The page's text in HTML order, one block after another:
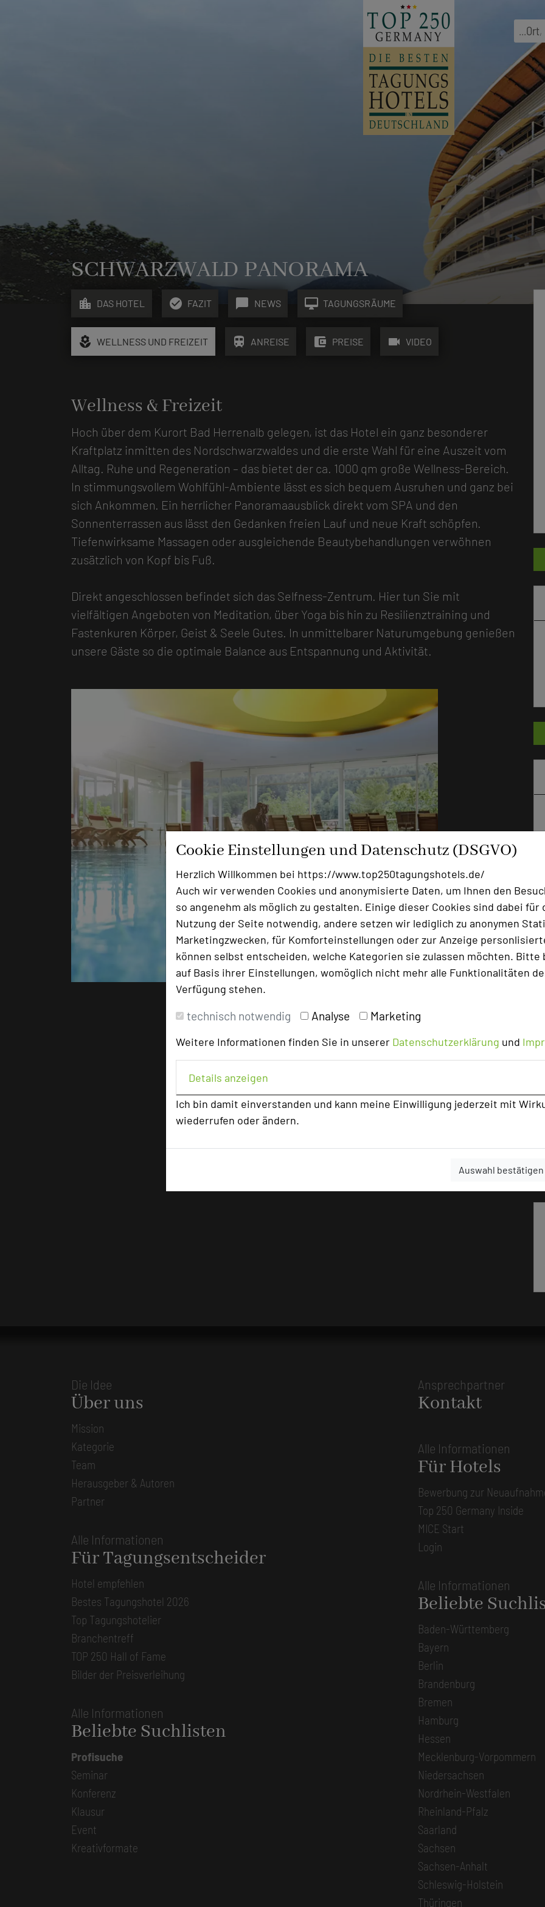
Cookie Einstellungen und Datenschutz (DSGVO)
Herzlich Willkommen bei https://www.top250tagungshotels.de/
Auch wir verwenden Cookies und anonymisierte Daten, um Ihnen den
so angenehm als möglich zu gestalten. Einige dieser Cookies sind dabei für
Nutzung der Seite notwendig, andere setzen wir lediglich zu anonymen
Marketingzwecken, für Komforteinstellungen oder zur Anzeige
können selbst entscheiden, welche Kategorien sie zulassen möchten. Bitte
auf Basis ihrer Einstellungen, womöglich nicht mehr alle Funktionalitäten
Verfügung stehen.
technisch notwendig Analyse Marketing
Weitere Informationen finden Sie in unserer Datenschutzerklärung und
Details anzeigen
Ich bin damit einverstanden und kann meine Einwilligung jederzeit mit
wiederrufen oder ändern.
Auswahl bestätigen
...Ort,
SCHWARZWALD PANORAMA
location_city DAS HOTEL check_circle FAZIT chat_bubble NEWS desktop_mac TAGUNGSRÄUME
local_florist WELLNESS UND FREIZEIT train ANREISE account_balance_wallet PREISE videocam VIDEO
Wellness & Freizeit
Hoch über dem Kurort Bad Herrenalb gelegen, ist das Hotel ein ganz besonderer
Kraftplatz inmitten des Nordschwarzwaldes und die erste Wahl für eine Auszeit vom
Alltag. Ruhe und Regeneration – das bietet der ca. 1000 qm große Wellness-Bereich.
In stimmungsvollem Wohlfühl-Ambiente lässt es sich bequem Ausruhen und ganz bei
sich Ankommen. Ein herrlicher Panoramaausblick direkt vom SPA und den
Sonnenterrassen aus lässt den Gedanken freien Lauf und neue Kraft schöpfen.
Tiefenwirksame Massagen oder ausgleichende Beautybehandlungen verwöhnen
zusätzlich von Kopf bis Fuß.
Direkt angeschlossen befindet sich das Selfness-Zentrum. Hier tun Sie mit
vielfältigen Angeboten von Meditation, über Yoga bis hin zu Resilienztraining und
Fastenkuren Körper, Geist & Seele Gutes. In unmittelbarer Naturumgebung genießen
unsere Gäste so die optimale Balance aus Entspannung und Aktivität.
star star star
Foto: SCHWARZWALD PANORAMA
Die Idee
Über uns
Mission
Kategorie
Team
Herausgeber & Autoren
Partner
Alle Informationen
Für Tagungsentscheider
Hotel empfehlen
Bestes Tagungshotel 2026
Top Tagungshotelier
Branchentreff
TOP 250 Hall of Fame
Bilder der Preisverleihung
Alle Informationen
Beliebte Suchlisten
Profisuche
Seminar
Konferenz
Klausur
Event
Kreativformate
Ansprechpartner
Kontakt
Alle Informationen
Für Hotels
Bewerbung zur
Top 250 Germany Inside
MICE Start
Login
Alle Informationen
Beliebte
Baden-Württemberg
Bayern
Berlin
Brandenburg
Bremen
Hamburg
Hessen
Mecklenburg-Vorpommern
Niedersachsen
Nordrhein-Westfalen
Rheinland-Pfalz
Saarland
Sachsen
Sachsen-Anhalt
Schleswig-Holstein
Thüringen